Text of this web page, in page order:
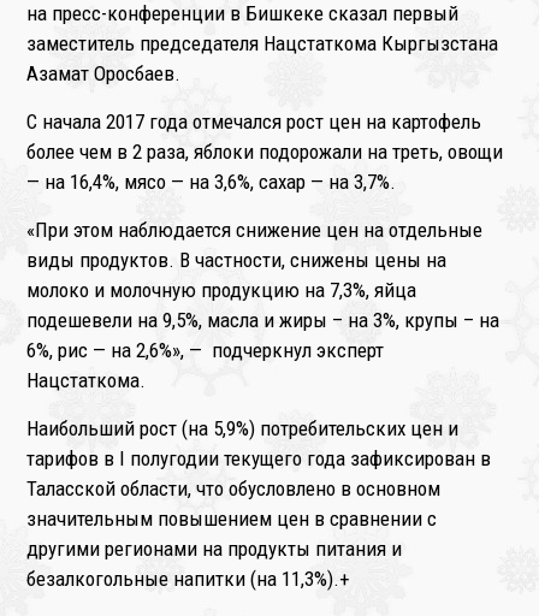
на пресс-конференции в Бишкеке сказал первый
заместитель председателя Нацстаткома Кыргызстана
Азамат Оросбаев.
С начала 2017 года отмечался рост цен на картофель
более чем в 2 раза, яблоки подорожали на треть, овощи
— на 16,4%, мясо — на 3,6%, сахар — на 3,7%.
«При этом наблюдается снижение цен на отдельные
виды продуктов. В частности, снижены цены на
молоко и молочную продукцию на 7,3%, яйца
подешевели на 9,5%, масла и жиры – на 3%, крупы – на
6%, рис — на 2,6%», — подчеркнул эксперт
Нацстаткома.
Наибольший рост (на 5,9%) потребительских цен и
тарифов в I полугодии текущего года зафиксирован в
Таласской области, что обусловлено в основном
значительным повышением цен в сравнении с
другими регионами на продукты питания и
безалкогольные напитки (на 11,3%).+